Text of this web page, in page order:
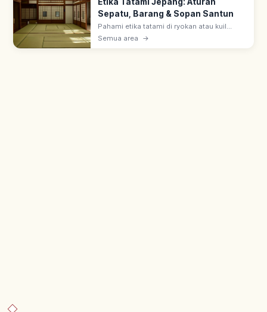
Sepatu, Barang & Sopan Santun
Pahami etika tatami di ryokan atau kuil
Jepang, mulai dari aturan alas kaki, cara
Semua area →